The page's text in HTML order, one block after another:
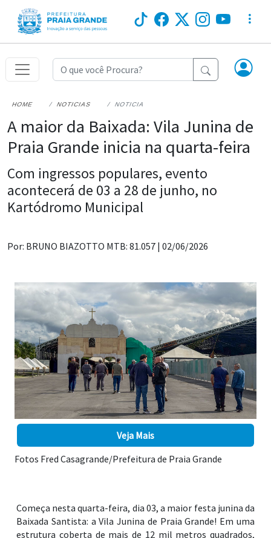
HOME NOTICIAS NOTICIA
A maior da Baixada: Vila Junina de
Praia Grande inicia na quarta-feira
Com ingressos populares, evento
acontecerá de 03 a 28 de junho, no
Kartódromo Municipal
Por: BRUNO BIAZOTTO MTB: 81.057 | 02/06/2026
Veja Mais
Fotos Fred Casagrande/Prefeitura de Praia Grande
Começa nesta quarta-feira, dia 03, a maior festa junina da
Baixada Santista: a Vila Junina de Praia Grande! Em uma
estrutura coberta de mais de 12 mil metros quadrados,